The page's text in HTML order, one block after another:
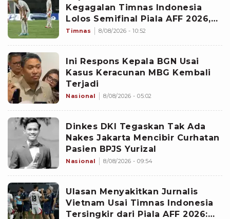
Kegagalan Timnas Indonesia
Lolos Semifinal Piala AFF 2026,
Untungkan Singapura dan
Timnas 8/08/2026 - 10:52
Ini Respons Kepala BGN Usai
Kasus Keracunan MBG Kembali
Terjadi
Nasional 8/08/2026 - 05:02
Dinkes DKI Tegaskan Tak Ada
Nakes Jakarta Mencibir Curhatan
Pasien BPJS Yurizal
Nasional 8/08/2026 - 09:54
Ulasan Menyakitkan Jurnalis
Vietnam Usai Timnas Indonesia
Tersingkir dari Piala AFF 2026: